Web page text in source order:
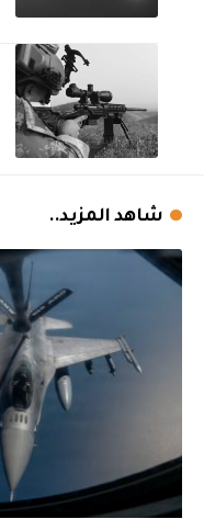
شاهد المزيد..